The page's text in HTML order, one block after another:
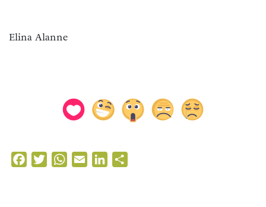
Elina Alanne
FacebookTwitterWhatsApp
Email LinkedIn